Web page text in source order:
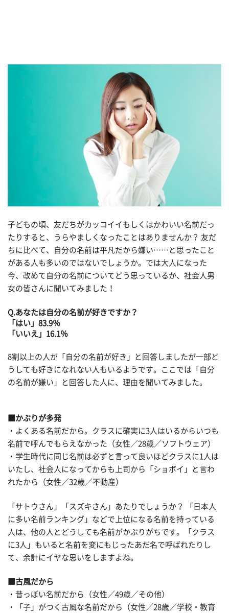
子どもの頃、友だちがカッコイイもしくはかわいい名前だっ
たりすると、うらやましくなったことはありませんか？ 友だ
ちに比べて、自分の名前は平凡だから嫌い……と思ったこと
がある人も多いのではないでしょうか。では大人になった
今、改めて自分の名前についてどう思っているか、社会人男
女の皆さんに聞いてみました！
Q.あなたは自分の名前が好きですか？
「はい」83.9％
「いいえ」16.1％
8割以上の人が「自分の名前が好き」と回答しましたが一部ど
うしても好きになれない人もいるようです。ここでは「自分
の名前が嫌い」と回答した人に、理由を聞いてみました。
■かぶりが多発
・よくある名前だから。クラスに確実に3人はいるからいつも
名前で呼んでもらえなかった（女性／28歳／ソフトウェア）
・学生時代に同じ名前は必ずと言って良いほどクラスに1人は
いたし、社会人になってからも上司から「ショボイ」と言わ
れたから（女性／32歳／不動産）
「サトウさん」「スズキさん」あたりでしょうか？ 「日本人
に多い名前ランキング」などで上位になる名前を持っている
人は、他の人とどうしても名前がかぶりがちです。「クラス
に3人」もいると名前を変にもじったあだ名で呼ばれたりし
て、余計にイヤな思いをしますよね。
■古風だから
・昔っぽい名前だから（女性／49歳／その他）
・「子」がつく古風な名前だから（女性／28歳／学校・教育